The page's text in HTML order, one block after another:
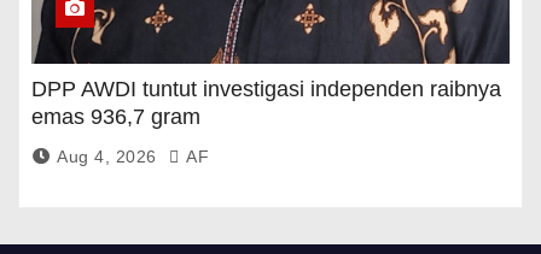
DPP AWDI tuntut investigasi independen raibnya
emas 936,7 gram
Aug 4, 2026 AF